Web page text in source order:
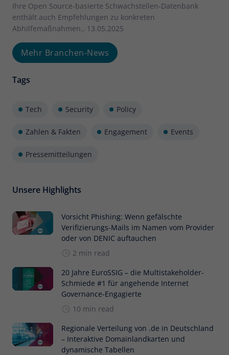
Ihre Open Source-basierte Schwachstellen-Datenbank
enthält auch Empfehlungen zu konkreten
Abhilfemaßnahmen., 13.05.2025
Mehr Branchen-News
Tags
Tech Security Policy
Zahlen & Fakten Engagement Events
Pressemitteilungen
Unsere Highlights
Vorsicht Phishing: Wenn gefälschte
Verifizierungs-Mails im Namen vom Provider
oder von DENIC auftauchen
2 min read
20 Jahre EuroSSIG – die Multistakeholder-
Schmiede #1 für angehende Internet
Governance-Engagierte
10 min read
Regionale Verteilung von .de in Deutschland
– Interaktive Domainlandkarten und
dynamische Tabellen